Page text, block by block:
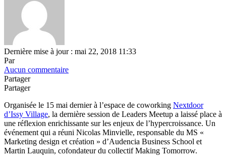
Dernière mise à jour : mai 22, 2018 11:33
Par
Aucun commentaire
Partager
Partager
Organisée le 15 mai dernier à l’espace de coworking Nextdoor
d’Issy Village, la dernière session de Leaders Meetup a laissé place à
une réflexion enrichissante sur les enjeux de l’hypercroissance. Un
événement qui a réuni Nicolas Minvielle, responsable du MS «
Marketing design et création » d’Audencia Business School et
Martin Lauquin, cofondateur du collectif Making Tomorrow.